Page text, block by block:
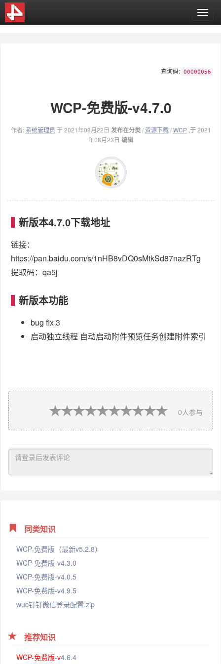
T
o
n
t
查询码: 00000056
WCP-免费版-v4.7.0
作者: 系统管理员 于 2021年08月22日 发布在分类/资源下载/WCP ,于2021
年08月23日 编辑
新版本4.7.0下载地址
链接：
https://pan.baidu.com/s/1nHB8vDQ0sMtkSd87nazRTg
提取码：qa5j
新版本功能
bug fix 3
启动独立线程 自动启动附件预览任务创建附件索引
0人参与
同类知识
WCP-免费版（最新v5.2.8）
WCP-免费版-v4.3.0
WCP-免费版-v4.0.5
WCP-免费版-v4.9.5
wuc钉钉微信登录配置.zip
推荐知识
WCP-免费版-v4.6.4